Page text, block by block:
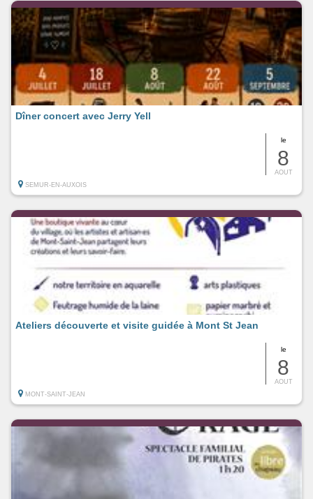
le
8
AOUT
Dîner concert avec Jerry Yell
SEMUR-EN-AUXOIS
le
8
AOUT
Ateliers découverte et visite guidée à Mont St Jean
MONT-SAINT-JEAN